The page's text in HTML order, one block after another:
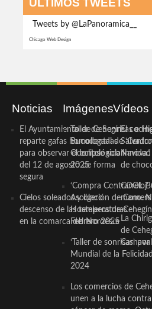
ÚLTIMOS TWEETS
Tweets by @LaPanoramica__
Chicago Web Design
Noticias
El Ayuntamiento de Cehegín
reparte gafas homologadas
para observar el eclipse solar
del 12 de agosto de forma
segura
Cielos soleados y ligero
descenso de las temperaturas
en la comarca del Noroeste
Imágenes
Taller de Sonrisas e
Bucodental de ‘Centro
Odontológico Innova’.
2025
‘Compra Contrarreloj’
Asociación de
Hosteleros de
Febrero 2025
‘Taller de sonrisas’
Mundial de la
2024
Los comercios de
unen a la lucha contra
Vídeos
El
de
COOL
mano.
La
de